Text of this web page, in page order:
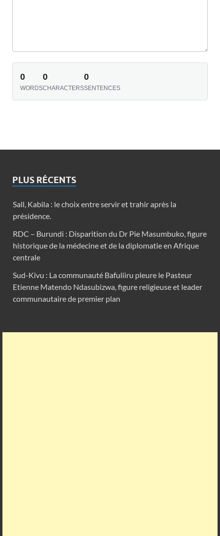
0
WORDS
0
CHARACTERS
0
SENTENCES
PLUS RÉCENTS
Sall, Kabila : le choix entre servir et trahir après la
présidence.
RDC – Burundi : Disparition du Dr Pie Masumbuko, figure
historique de la médecine et de la diplomatie en Afrique
centrale
Sud-Kivu : La communauté Bafuliiru pleure le Pasteur
Etienne Matendo Ndasubizwa, figure religieuse et leader
communautaire de premier plan